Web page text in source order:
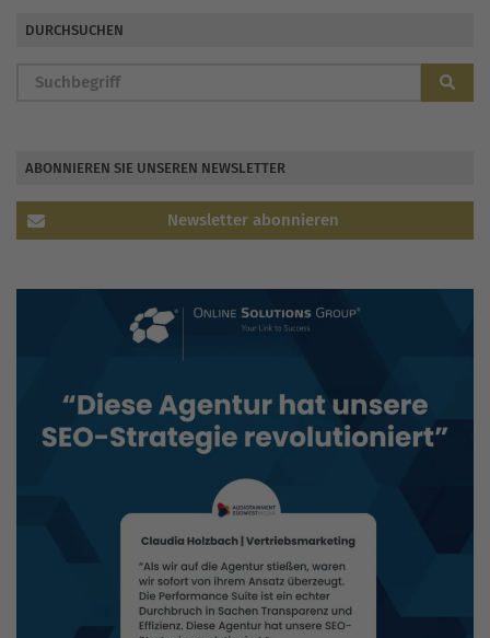
DURCHSUCHEN
ABONNIEREN SIE UNSEREN NEWSLETTER
Newsletter abonnieren